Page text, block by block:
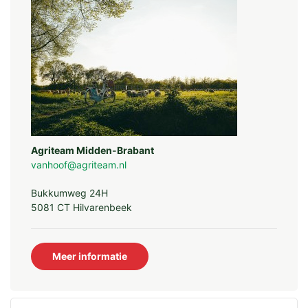
Kortom een functioneel geheel.
Agriteam Midden-Brabant
vanhoof@agriteam.nl
Bukkumweg 24H
5081 CT Hilvarenbeek
Meer informatie